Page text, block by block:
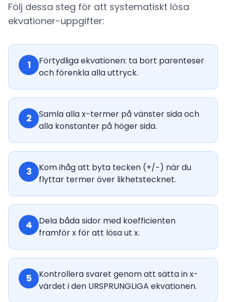
Följ dessa steg för att systematiskt lösa
ekvationer-uppgifter:
1
Förtydliga ekvationen: ta bort parenteser
och förenkla alla uttryck.
2
Samla alla x-termer på vänster sida och
alla konstanter på höger sida.
3
Kom ihåg att byta tecken (+/−) när du
flyttar termer över likhetstecknet.
4
Dela båda sidor med koefficienten
framför x för att lösa ut x.
5
Kontrollera svaret genom att sätta in x-
värdet i den URSPRUNGLIGA ekvationen.